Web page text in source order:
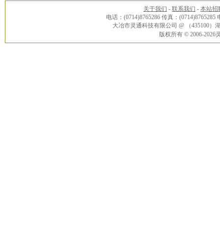
关于我们 - 联系我们 - 本站招
电话：(0714)8765286 传真：(0714)8765285
大冶市灵通科技有限公司 @ （435100
版权所有 © 2006-2026